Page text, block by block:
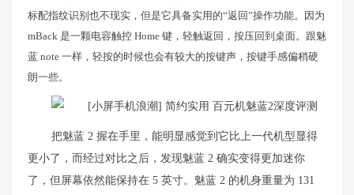
标配指纹识别也不现实，但是它具备实用的“返回”操作功能。因为
mBack 是一颗电容触控 Home 键，轻触返回，按压回到桌面。跟魅
蓝 note 一样，轻按的时候也会有较大的按键声，按键手感偏稍硬
朗一些。
把魅蓝 2 握在手里，能明显感觉到它比上一代机型显得
更小了，而经过对比之后，发现魅蓝 2 确实变得更加迷你
了，但屏幕依然能保持在 5 英寸。魅蓝 2 的机身重量为 131